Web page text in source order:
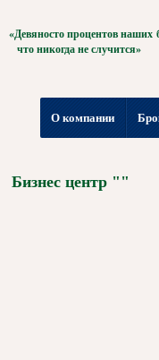
«Девяносто процентов наших
что никогда не случится»
О компании
Бизнес центр ""